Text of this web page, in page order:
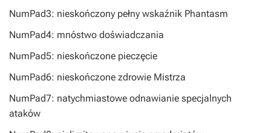
NumPad3: nieskończony pełny wskaźnik Phantasm
NumPad4: mnóstwo doświadczania
NumPad5: nieskończone pieczęcie
NumPad6: nieskończone zdrowie Mistrza
NumPad7: natychmiastowe odnawianie specjalnych
ataków